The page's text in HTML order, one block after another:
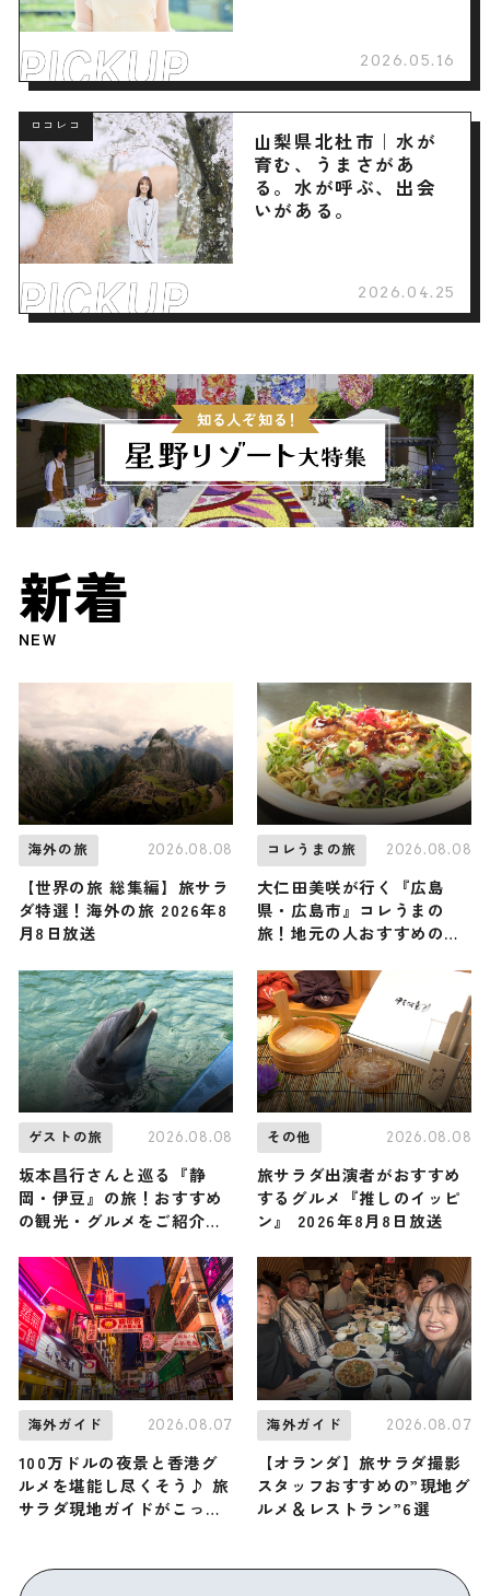
2026.05.16
ロコレコ
山梨県北杜市｜水が
育む、うまさがあ
る。水が呼ぶ、出会
いがある。
2026.04.25
新着
NEW
海外の旅 2026.08.08
【世界の旅 総集編】旅サラ
ダ特選！海外の旅 2026年8
月8日放送
コレうまの旅 2026.08.08
大仁田美咲が行く『広島
県・広島市』コレうまの
旅！地元の人おすすめのご
8月8日放送
ゲストの旅 2026.08.08
坂本昌行さんと巡る『静
岡・伊豆』の旅！おすすめ
の観光・グルメをご紹介
その他 2026.08.08
旅サラダ出演者がおすすめ
するグルメ『推しのイッピ
ン』 2026年8月8日放送
海外ガイド 2026.08.07
100万ドルの夜景と香港グ
ルメを堪能し尽くそう♪ 旅
サラダ現地ガイドがこっそ
産3選
海外ガイド 2026.08.07
【オランダ】旅サラダ撮影
スタッフおすすめの”現地グ
ルメ＆レストラン”6選